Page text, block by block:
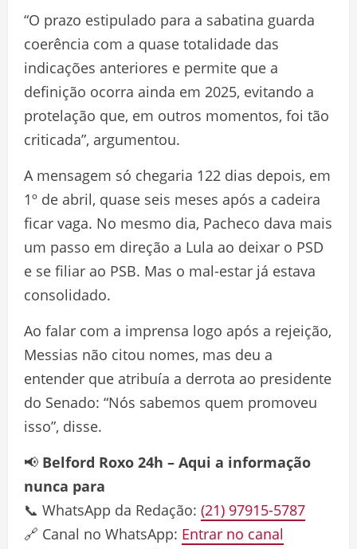
“O prazo estipulado para a sabatina guarda
coerência com a quase totalidade das
indicações anteriores e permite que a
definição ocorra ainda em 2025, evitando a
protelação que, em outros momentos, foi tão
criticada”, argumentou.
A mensagem só chegaria 122 dias depois, em
1º de abril, quase seis meses após a cadeira
ficar vaga. No mesmo dia, Pacheco dava mais
um passo em direção a Lula ao deixar o PSD
e se filiar ao PSB. Mas o mal-estar já estava
consolidado.
Ao falar com a imprensa logo após a rejeição,
Messias não citou nomes, mas deu a
entender que atribuía a derrota ao presidente
do Senado: “Nós sabemos quem promoveu
isso”, disse.
📢 Belford Roxo 24h – Aqui a informação
nunca para
📞 WhatsApp da Redação: (21) 97915-5787
🔗 Canal no WhatsApp: Entrar no canal